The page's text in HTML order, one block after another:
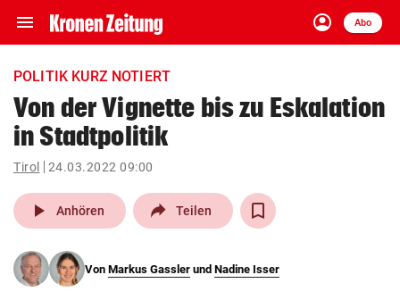
menu Navigation
ein-/ausklappen
account_circle
Anmelden
Abo
close Schließen
account_circle Anmelden
pin_drop
Wien arrow_right
POLITIK KURZ NOTIERT
Von der Vignette bis zu Eskalation
in Stadtpolitik
Tirol 24.03.2022 09:00
play_arrow Anhören Teilen
Von Markus Gassler und Nadine Isser